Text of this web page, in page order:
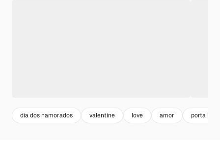
dia dos namorados valentine love amor porta